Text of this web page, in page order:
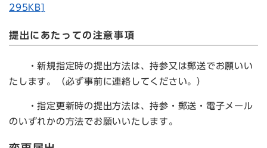
295KB]
提出にあたっての注意事項
・新規指定時の提出方法は、持参又は郵送でお願いい
たします。（必ず事前に連絡してください。）
・指定更新時の提出方法は、持参・郵送・電子メール
のいずれかの方法でお願いいたします。